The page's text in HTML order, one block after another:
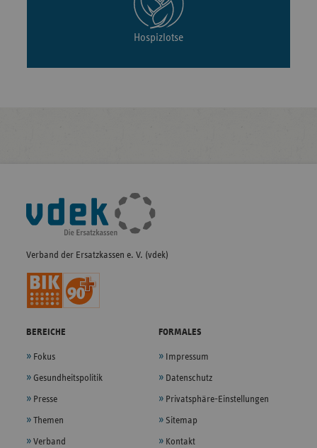
Hospizlotse
Fußleisten-
Navigation
Verband der Ersatzkassen e. V. (vdek)
BEREICHE
Fokus
Gesundheitspolitik
Presse
Themen
Verband
FORMALES
Impressum
Datenschutz
Privatsphäre-Einstellungen
Sitemap
Kontakt